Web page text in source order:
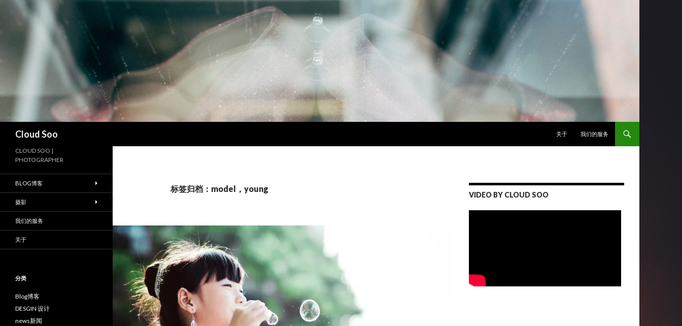
Cloud Soo
关于
我们的服务
标签归档：model，young
VIDEO BY CLOUD SOO
CLOUD SOO |
PHOTOGRAPHER
BLOG博客
摄影
我们的服务
关于
分类
Blog博客
DESGIN 设计
news新闻